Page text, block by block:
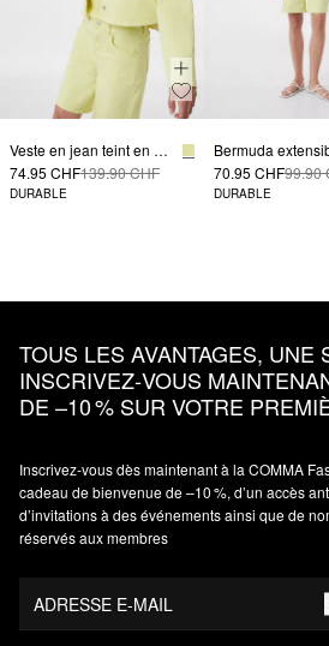
Veste en jean teint en pièce à poches-poitrine plaquées
74.95 CHF139.90 CHF
DURABLE
70.95 CHF99.90
DURABLE
TOUS LES AVANTAGES, UNE
INSCRIVEZ‑VOUS
DE –10 % SUR VOTRE
Inscrivez‑vous dès maintenant à la COMMA
cadeau de bienvenue de –10 %, d’un accès
d’invitations à des événements ainsi que de
réservés aux membres
ADRESSE E-MAIL